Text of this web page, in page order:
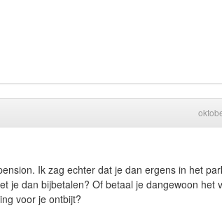
Ik zag echter dat je dan ergens in het
je dan bijbetalen? Of betaal je dangewoon het
voor je ontbijt?